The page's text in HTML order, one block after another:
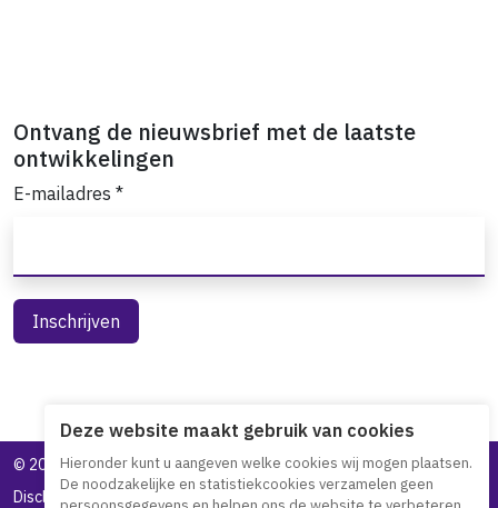
Ontvang de nieuwsbrief met de laatste
ontwikkelingen
E-mailadres *
© 2026 Toegankelijk Bankieren
Disclaimer
Privacy statement Toegankelijkheidsverklaring
Deze website maakt gebruik van cookies
Hieronder kunt u aangeven welke cookies wij mogen plaatsen.
De noodzakelijke en statistiekcookies verzamelen geen